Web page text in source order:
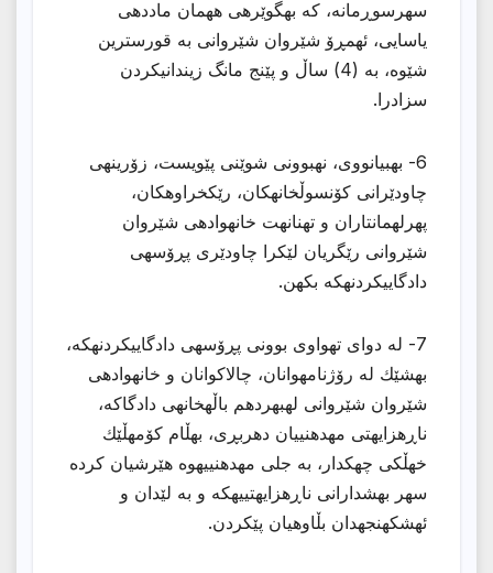
سهرسوڕمانه، كه بهگوێرهی ههمان ماددهی
یاسایی، ئهمڕۆ شێروان شێروانی به قورسترین
شێوه، به (4) ساڵ و پێنج مانگ زیندانیكردن
سزادرا.
6- بهبیانووی، نهبوونی شوێنی پێویست، زۆرینهی
چاودێرانی كۆنسوڵخانهكان، رێكخراوهكان،
پهرلهمانتاران و تهنانهت خانهوادهی شێروان
شێروانی رێگریان لێكرا چاودێری پڕۆسهی
دادگاییكردنهكه بكهن.
7- له دوای تهواوی بوونی پڕۆسهی دادگاییكردنهكه،
بهشێك له رۆژنامهوانان، چالاكوانان و خانهوادهی
شێروان شێروانی لهبهردهم باڵهخانهی دادگاكه،
ناڕهزایهتی مهدهنییان دهربڕی، بهڵام كۆمهڵێك
خهڵكی چهكدار، به جلی مهدهنییهوه هێرشیان كرده
سهر بهشدارانی ناڕهزایهتییهكه و به لێدان و
ئهشكهنجهدان بڵاوهیان پێكردن.